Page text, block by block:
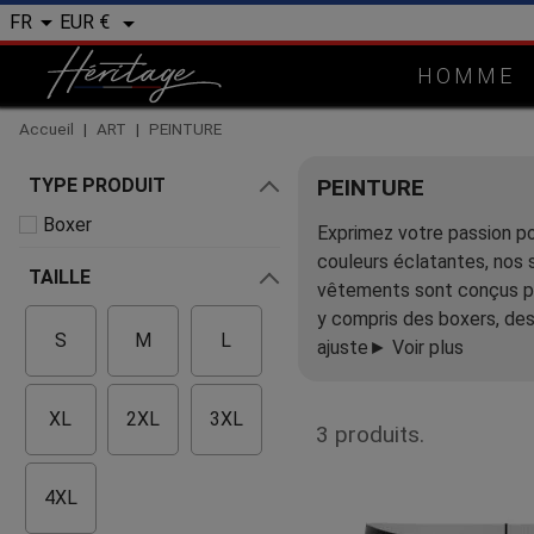
FR  EUR € 
HOMME
Accueil ART PEINTURE
TYPE PRODUIT
Boxer
TAILLE
S M L
XL 2XL 3XL
4XL
PEINTURE
Exprimez votre passion
couleurs éclatantes, nos
vêtements sont conçus
y compris des boxers,
ajuste ► Voir plus
3 produits.